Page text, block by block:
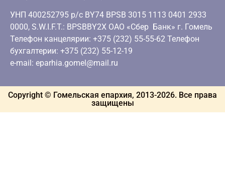
УНП 400252795 р/с BY74 BPSB 3015 1113 0401 2933
0000, S.W.I.F.T.: BPSBBY2X ОАО «Сбер Банк» г. Гомель
Телефон канцелярии: +375 (232) 55-55-62 Телефон
бухгалтерии: +375 (232) 55-12-19
e-mail: eparhia.gomel@mail.ru
Copyright © Гомельская епархия, 2013-2026. Все права
защищены